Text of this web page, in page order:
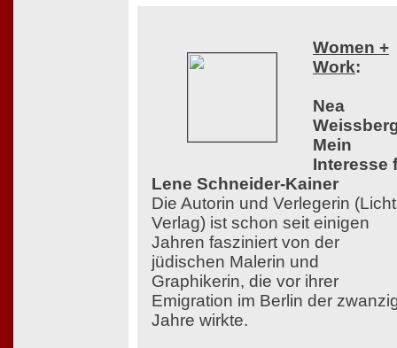
Women +
Work:
Nea
Mein
Interesse
Lene Schneider-Kainer
Die Autorin und Verlegerin
Verlag) ist schon seit einigen
Jahren fasziniert von der
jüdischen Malerin und
Graphikerin, die vor ihrer
Emigration im Berlin der
Jahre wirkte.